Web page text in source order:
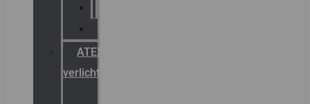
ATEX
verlichting